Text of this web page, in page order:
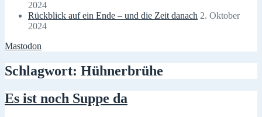
2024
Rückblick auf ein Ende – und die Zeit danach 2. Oktober
2024
Mastodon
Schlagwort: Hühnerbrühe
Es ist noch Suppe da